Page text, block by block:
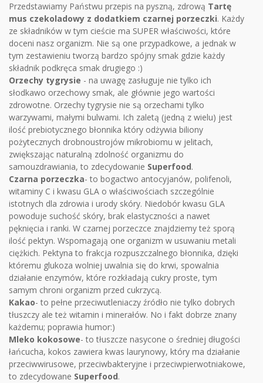
Przedstawiamy Państwu przepis na pyszną, zdrową Tartę
mus czekoladowy z dodatkiem czarnej porzeczki. Każdy
ze składników w tym cieście ma SUPER właściwości, które
doceni nasz organizm. Nie są one przypadkowe, a jednak w
tym zestawieniu tworzą bardzo spójny smak gdzie każdy
składnik podkręca smak drugiego :)
Orzechy tygrysie - na uwagę zasługuje nie tylko ich
słodkawo orzechowy smak, ale głównie jego wartości
zdrowotne. Orzechy tygrysie nie są orzechami tylko
warzywami, małymi bulwami. Ich zaletą (jedną z wielu) jest
ilość prebiotycznego błonnika który odżywia biliony
pożytecznych drobnoustrojów mikrobiomu w jelitach,
zwiększając naturalną zdolność organizmu do
samouzdrawiania, to zdecydowanie Superfood.
Czarna porzeczka- to bogactwo antocyjanów, polifenoli,
witaminy C i kwasu GLA o właściwościach szczególnie
istotnych dla zdrowia i urody skóry. Niedobór kwasu GLA
powoduje suchość skóry, brak elastyczności a nawet
pęknięcia i ranki. W czarnej porzeczce znajdziemy też sporą
ilość pektyn. Wspomagają one organizm w usuwaniu metali
ciężkich. Pektyna to frakcja rozpuszczalnego błonnika, dzięki
któremu glukoza wolniej uwalnia się do krwi, spowalnia
działanie enzymów, które rozkładają cukry proste, tym
samym chroni organizm przed cukrzycą.
Kakao- to pełne przeciwutleniaczy źródło nie tylko dobrych
tłuszczy ale też witamin i minerałów. No i fakt dobrze znany
każdemu; poprawia humor:)
Mleko kokosowe- to tłuszcze nasycone o średniej długości
łańcucha, kokos zawiera kwas laurynowy, który ma działanie
przeciwwirusowe, przeciwbakteryjne i przeciwpierwotniakowe,
to zdecydowane Superfood.